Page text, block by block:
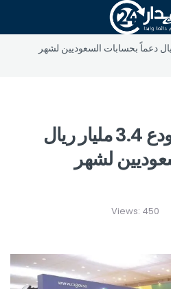
يودع 3.4 مليار ريال دعماً بحسابات السعوديين لشهر
حساب المواطن يودع 3.4 مليار ريال
لشهر
Views: 450